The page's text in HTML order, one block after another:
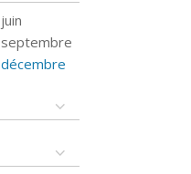
juin
septembre
décembre